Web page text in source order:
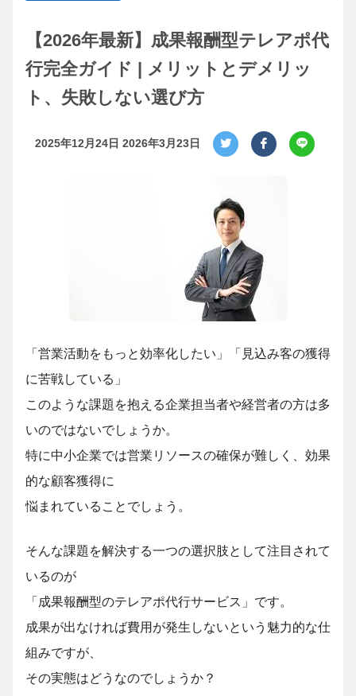
【2026年最新】成果報酬型テレアポ代
行完全ガイド | メリットとデメリッ
ト、失敗しない選び方
2025年12月24日 2026年3月23日
「営業活動をもっと効率化したい」「見込み客の獲得
に苦戦している」
このような課題を抱える企業担当者や経営者の方は多
いのではないでしょうか。
特に中小企業では営業リソースの確保が難しく、効果
的な顧客獲得に
悩まれていることでしょう。
そんな課題を解決する一つの選択肢として注目されて
いるのが
「成果報酬型のテレアポ代行サービス」です。
成果が出なければ費用が発生しないという魅力的な仕
組みですが、
その実態はどうなのでしょうか？